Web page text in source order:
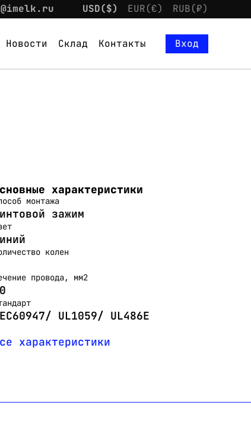
USD($) EUR(€) RUB(₽)
Новости Склад Контакты
Вход
характеристики
монтажа
зажим
колен
провода, мм2
UL1059/ UL486E
характеристики